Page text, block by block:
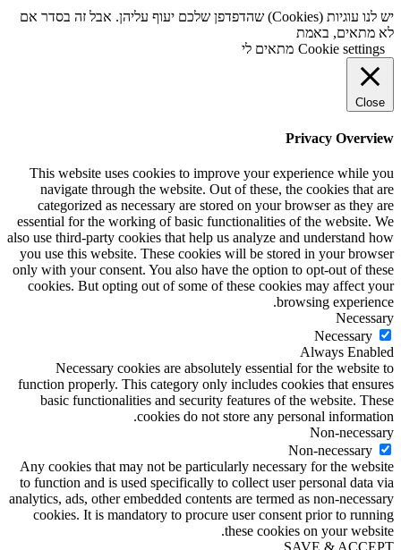
יש לנו עוגיות (Cookies) שהדפדפן שלכם יעוף עליהן. אבל זה בסדר אם
לא מתאים, באמת
Cookie settings מתאים לי
Close
Privacy Overview
This website uses cookies to improve your experience while you
navigate through the website. Out of these, the cookies that are
categorized as necessary are stored on your browser as they are
essential for the working of basic functionalities of the website. We
also use third-party cookies that help us analyze and understand how
you use this website. These cookies will be stored in your browser
only with your consent. You also have the option to opt-out of these
cookies. But opting out of some of these cookies may affect your
browsing experience.
Necessary
Necessary
Always Enabled
Necessary cookies are absolutely essential for the website to
function properly. This category only includes cookies that ensures
basic functionalities and security features of the website. These
cookies do not store any personal information.
Non-necessary
Non-necessary
Any cookies that may not be particularly necessary for the website
to function and is used specifically to collect user personal data via
analytics, ads, other embedded contents are termed as non-necessary
cookies. It is mandatory to procure user consent prior to running
these cookies on your website.
SAVE & ACCEPT